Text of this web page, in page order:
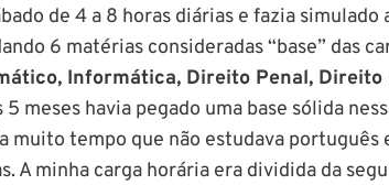
de 4 a 8 horas diárias e fazia simulado
6 matérias consideradas “base” das
Informática, Direito Penal,
5 meses havia pegado uma base sólida
muito tempo que não estudava
A minha carga horária era dividida da